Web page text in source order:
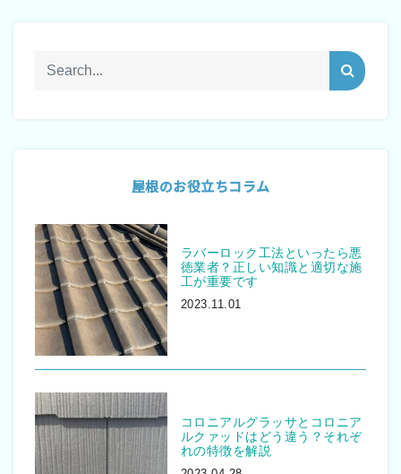
屋根のお役立ちコラム
ラバーロック工法といったら悪
徳業者？正しい知識と適切な施
工が重要です
2023.11.01
コロニアルグラッサとコロニア
ルクァッドはどう違う？それぞ
れの特徴を解説